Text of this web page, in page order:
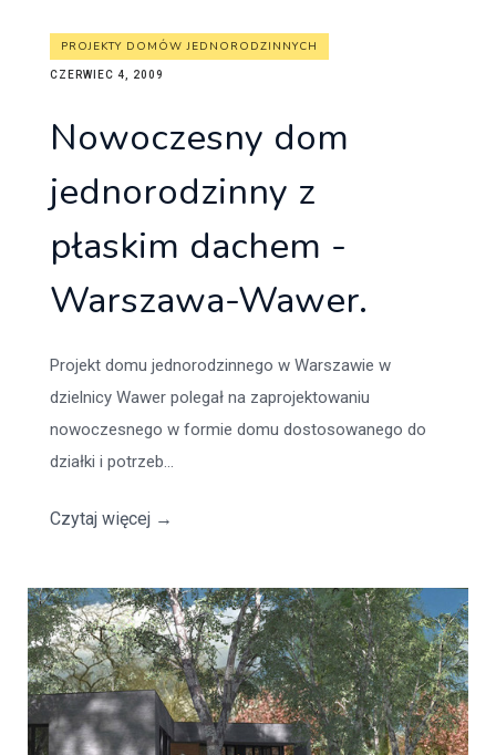
PROJEKTY DOMÓW JEDNORODZINNYCH
CZERWIEC 4, 2009
Nowoczesny dom
jednorodzinny z
płaskim dachem -
Warszawa-Wawer.
Projekt domu jednorodzinnego w Warszawie w
dzielnicy Wawer polegał na zaprojektowaniu
nowoczesnego w formie domu dostosowanego do
działki i potrzeb...
Czytaj więcej →